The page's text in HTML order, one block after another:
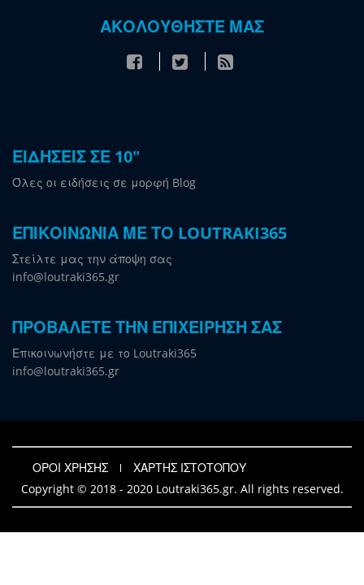
ΑΚΟΛΟΥΘΗΣΤΕ ΜΑΣ
ΕΙΔΗΣΕΙΣ ΣΕ 10"
Όλες οι ειδήσεις σε μορφή Blog
ΕΠΙΚΟΙΝΩΝΙΑ ΜΕ ΤΟ LOUTRAKI365
Στείλτε μας την άποψη σας
info@loutraki365.gr
ΠΡΟΒΑΛΕΤΕ ΤΗΝ ΕΠΙΧΕΙΡΗΣΗ ΣΑΣ
Επικοινωνήστε με το Loutraki365
info@loutraki365.gr
ΟΡΟΙ ΧΡΗΣΗΣ
ΧΑΡΤΗΣ ΙΣΤΟΤΟΠΟΥ
Copyright © 2018 - 2020 Loutraki365.gr. All rights reserved.